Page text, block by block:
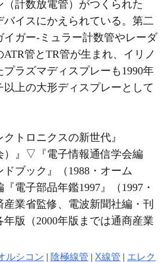
計数放電管）がつくられた
バイスにかえられている。第二
ガー‐ミュラー計数管やレーダ
管とTR管が生まれ、イリノ
ラズマディスプレーも1990年
以上の大形ディスプレーとして
クトロニクスの新世代』
』 ▽ 『電子情報通信学会編
ドブック』（1988・オーム
『電子部品年鑑1997』（1997・
産業省監修、電波新聞社編・刊
年版（2000年版までは通商産業
ルシコン | 陰極線管 | X線管 | エレク